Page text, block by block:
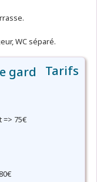
WC séparé.
Tarifs
75€